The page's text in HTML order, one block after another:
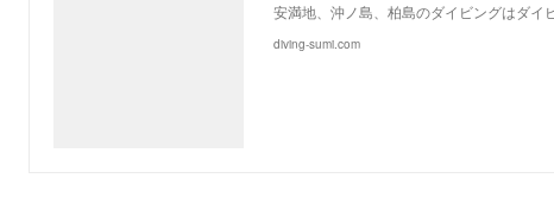
安満地、沖ノ島、柏島のダイビングはダ
diving-sumi.com